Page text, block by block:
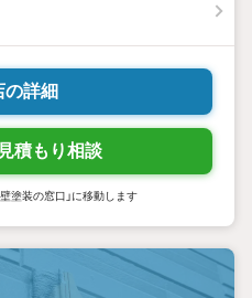
の詳細
積もり相談
塗装の窓口」に移動します